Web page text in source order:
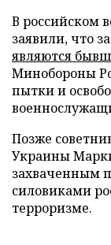
В российском
заявили, что
являются
Минобороны
пытки и
Позже
Украины
захваченным
силовиками
терроризме.